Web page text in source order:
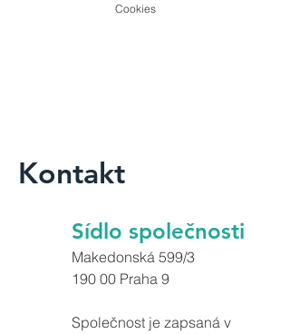
Cookies
Kontakt
Sídlo společnosti
Makedonská 599/3
190 00 Praha 9
Společnost je zapsaná v